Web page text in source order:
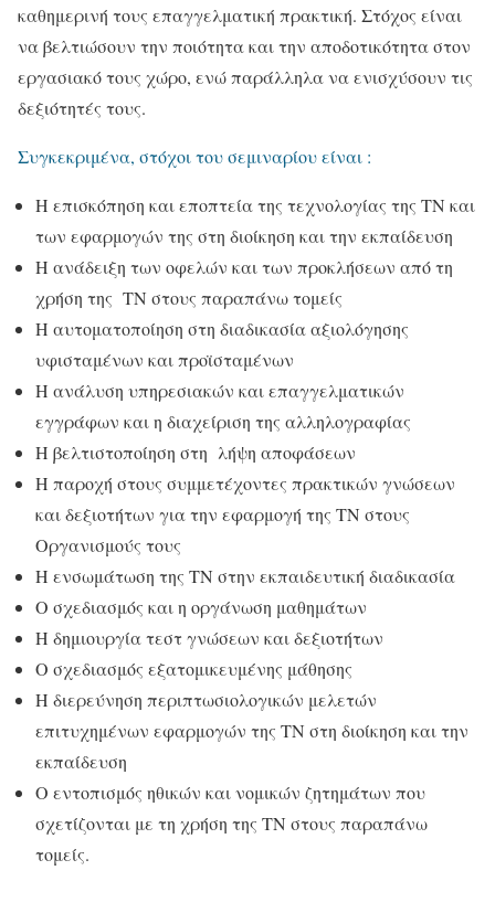
καθημερινή τους επαγγελματική πρακτική. Στόχος είναι
να βελτιώσουν την ποιότητα και την αποδοτικότητα στον
εργασιακό τους χώρο, ενώ παράλληλα να ενισχύσουν τις
δεξιότητές τους.
Συγκεκριμένα, στόχοι του σεμιναρίου είναι :
Η επισκόπηση και εποπτεία της τεχνολογίας της TN και
των εφαρμογών της στη διοίκηση και την εκπαίδευση
Η ανάδειξη των οφελών και των προκλήσεων από τη
χρήση της TN στους παραπάνω τομείς
Η αυτοματοποίηση στη διαδικασία αξιολόγησης
υφισταμένων και προϊσταμένων
Η ανάλυση υπηρεσιακών και επαγγελματικών
εγγράφων και η διαχείριση της αλληλογραφίας
Η βελτιστοποίηση στη λήψη αποφάσεων
Η παροχή στους συμμετέχοντες πρακτικών γνώσεων
και δεξιοτήτων για την εφαρμογή της TN στους
Οργανισμούς τους
Η ενσωμάτωση της ΤΝ στην εκπαιδευτική διαδικασία
Ο σχεδιασμός και η οργάνωση μαθημάτων
Η δημιουργία τεστ γνώσεων και δεξιοτήτων
Ο σχεδιασμός εξατομικευμένης μάθησης
Η διερεύνηση περιπτωσιολογικών μελετών
επιτυχημένων εφαρμογών της TN στη διοίκηση και την
εκπαίδευση
Ο εντοπισμός ηθικών και νομικών ζητημάτων που
σχετίζονται με τη χρήση της TN στους παραπάνω
τομείς.